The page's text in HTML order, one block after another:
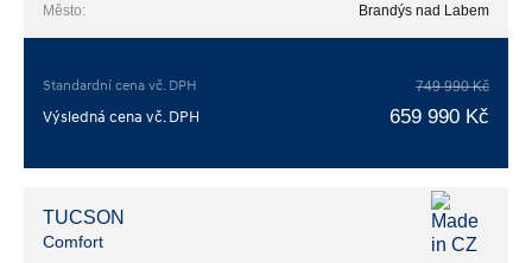
Město:
Brandýs nad Labem
Standardní cena vč. DPH 749 990 Kč
Výsledná cena vč. DPH 659 990 Kč
TUCSON
Comfort